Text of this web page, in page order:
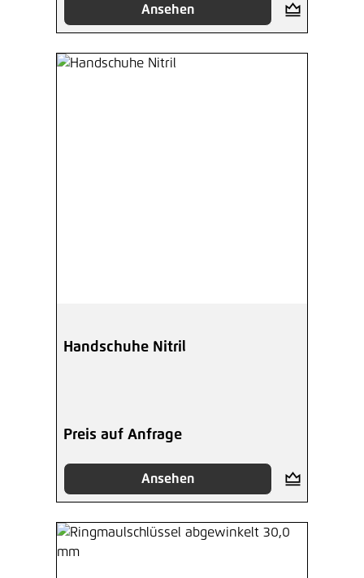
Ansehen
Handschuhe Nitril
Preis auf Anfrage
Ansehen